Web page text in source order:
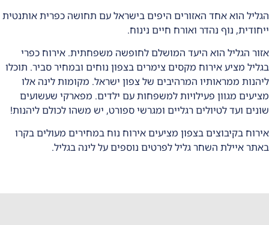
הגליל הוא אחד האזורים היפים בישראל עם תחושה כפרית אותנטית
ייחודית, נוף נהדר ואורח חיים נינוח.
אזור הגליל הוא היעד המושלם לחופשה משפחתית. אירוח כפרי
בגליל מציע אירוח מקסים צימרים בצפון נוחים ובמחיר סביר. תוכלו
ליהנות ממראותיו המרהיבים של צפון ישראל. מקומות לינה אלו
מציעים מגוון פעילויות למשפחות עם ילדים. מפארקי שעשועים
שונים ועד לטיולים רגליים ומגרשי ספורט, יש משהו לכולם ליהנות!
אירוח בקיבוצים בצפון מציעים אירוח נוח במחירים מעולים בקרו
באתר איילת השחרגליל לפרטים נוספים על לינה בגליל.